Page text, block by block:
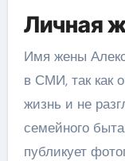
Личная
Имя жены
в СМИ, так как
жизнь и не
семейного
публикует